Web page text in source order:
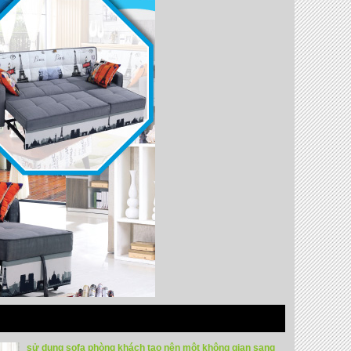
sử dụng sofa phòng khách tạo nên một không gian sang